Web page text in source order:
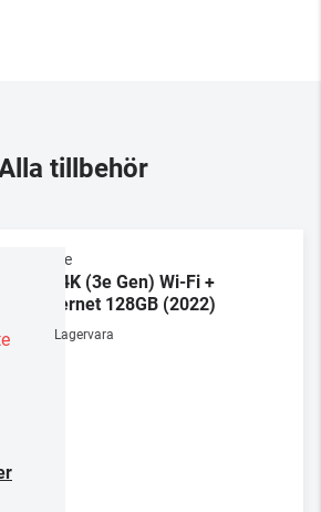
tillbehör
Apple
TV 4K (3e Gen) Wi-Fi +
Ethernet 128GB (2022)
Lagervara